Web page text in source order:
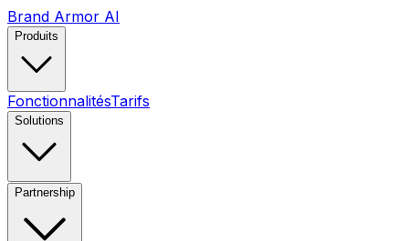
Brand Armor AI
Produits
FonctionnalitésTarifs
Solutions
Partnership